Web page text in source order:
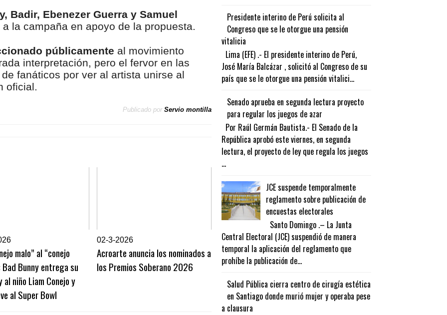
Badir, Ebenezer Guerra y Samuel
la campaña en apoyo de la propuesta.
públicamente al movimiento
interpretación, pero el fervor en las
fanáticos por ver al artista unirse al
oficial.
Publicado por Servio montilla
malo” al “conejo
Bad Bunny entrega su
al niño Liam Conejo y
al Super Bowl
02-3-2026
Acroarte anuncia los nominados a
los Premios Soberano 2026
Presidente interino de Perú solicita al
Congreso que se le otorgue una pensión
vitalicia
Lima (EFE) .- El presidente interino de Perú,
José María Balcázar , solicitó al Congreso de su
país que se le otorgue una pensión vitalici...
Senado aprueba en segunda lectura proyecto
para regular los juegos de azar
Por Raúl Germán Bautista.- El Senado de la
República aprobó este viernes, en segunda
lectura, el proyecto de ley que regula los juegos
...
JCE suspende temporalmente
reglamento sobre publicación de
encuestas electorales
Santo Domingo .– La Junta
Central Electoral (JCE) suspendió de manera
temporal la aplicación del reglamento que
prohíbe la publicación de...
Salud Pública cierra centro de cirugía estética
en Santiago donde murió mujer y operaba pese
a clausura